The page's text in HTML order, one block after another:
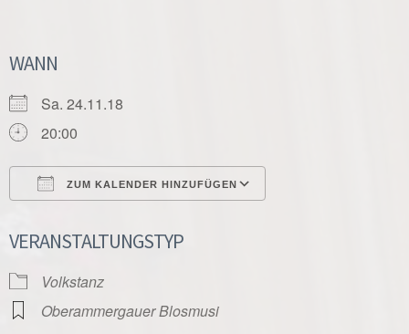
WANN
Sa. 24.11.18
20:00
ZUM KALENDER HINZUFÜGEN
VERANSTALTUNGSTYP
Volkstanz
Oberammergauer Blosmusi